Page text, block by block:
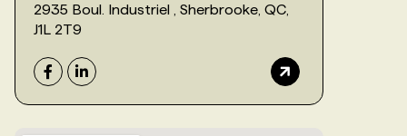
2935 Boul. Industriel , Sherbrooke, QC,
J1L 2T9